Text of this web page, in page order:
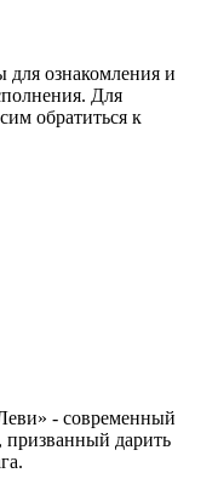
для ознакомления и
Для
обратиться к
- современный
призванный дарить